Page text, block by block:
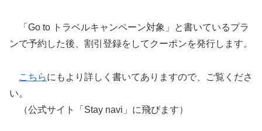
「Go to トラベルキャンペーン対象」と書いているプラ
ンで予約した後、割引登録をしてクーポンを発行します。
こちらにもより詳しく書いてありますので、ご覧くださ
い。
（公式サイト「Stay navi」に飛びます）